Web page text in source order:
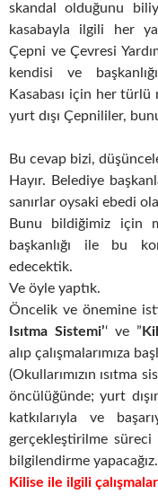
skandal olduğunu
kasabayla ilgili her
Çepni ve Çevresi
kendisi ve
Kasabası için her türlü
yurt dışı Çepnililer,
Bu cevap bizi,
Hayır. Belediye
sanırlar oysaki ebedi
Bunu bildiğimiz için
başkanlığı ile bu
edecektik.
Ve öyle yaptık.
Öncelik ve önemine
Isıtma Sistemi’‘ ve ”
alıp çalışmalarımıza
(Okullarımızın ısıtma
öncülüğünde; yurt
katkılarıyla ve
gerçekleştirilme süreci
bilgilendirme
Kilise ile ilgili